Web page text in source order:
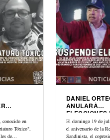
conocido en
Tóxico",
de
DANIEL
ANULARÀ
ELECCIONES
NICARAGUA
El domingo 19 de
el aniversario de la
Sandinista, el